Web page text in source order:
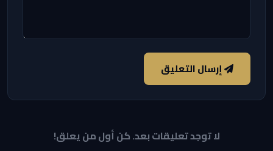
إرسال التعليق
لا توجد تعليقات بعد. كن أول من يعلق!